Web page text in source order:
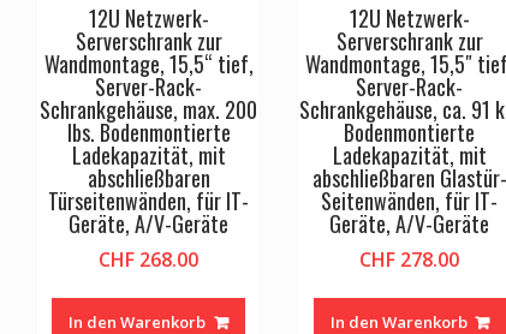
12U Netzwerk-
Serverschrank zur
Wandmontage, 15,5“ tief,
Server-Rack-
Schrankgehäuse, max. 200
lbs. Bodenmontierte
Ladekapazität, mit
abschließbaren
Türseitenwänden, für IT-
Geräte, A/V-Geräte
CHF 268.00
In den Warenkorb
12U Netzwerk-
Serverschrank zur
Wandmontage, 15,5″
Server-Rack-
Schrankgehäuse, ca. 91
Bodenmontierte
Ladekapazität, mit
abschließbaren Glastür-
Seitenwänden, für IT-
Geräte, A/V-Geräte
CHF 278.00
In den Warenkorb